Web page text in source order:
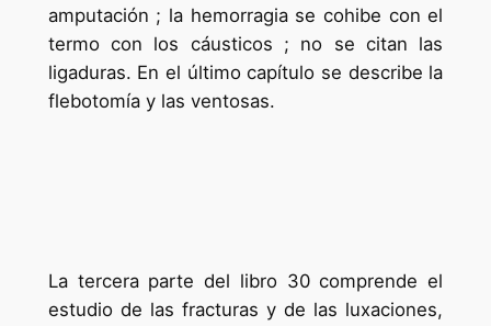
amputación ; la hemorragia se cohibe con el
termo con los cáusticos ; no se citan las
ligaduras. En el último capítulo se describe la
flebotomía y las ventosas.
La tercera parte del libro 30 comprende el
estudio de las fracturas y de las luxaciones,